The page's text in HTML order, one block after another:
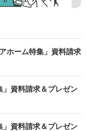
ホーム特集」資料請求
資料請求＆プレゼン
」資料請求＆プレゼン